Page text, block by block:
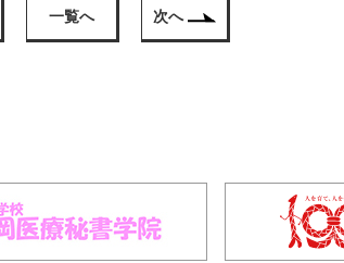
一覧へ 次へ